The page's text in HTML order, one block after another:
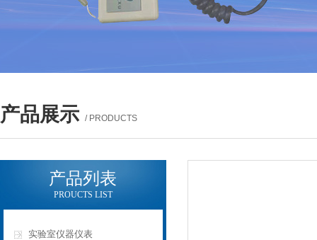
产品展示 / PRODUCTS
产品列表
PROUCTS LIST
实验室仪器仪表